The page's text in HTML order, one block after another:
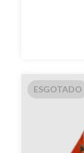
ESGOTADO